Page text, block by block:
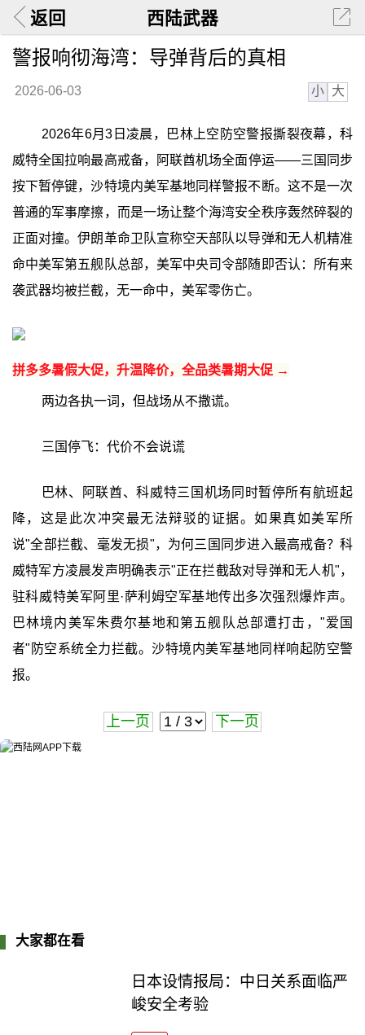
返回 西陆武器
警报响彻海湾：导弹背后的真相
2026-06-03 小 大
2026年6月3日凌晨，巴林上空防空警报撕裂夜幕，科
威特全国拉响最高戒备，阿联酋机场全面停运——三国同步
按下暂停键，沙特境内美军基地同样警报不断。这不是一次
普通的军事摩擦，而是一场让整个海湾安全秩序轰然碎裂的
正面对撞。伊朗革命卫队宣称空天部队以导弹和无人机精准
命中美军第五舰队总部，美军中央司令部随即否认：所有来
袭武器均被拦截，无一命中，美军零伤亡。
拼多多暑假大促，升温降价，全品类暑期大促 →
两边各执一词，但战场从不撒谎。
三国停飞：代价不会说谎
巴林、阿联酋、科威特三国机场同时暂停所有航班起
降，这是此次冲突最无法辩驳的证据。如果真如美军所
说"全部拦截、毫发无损"，为何三国同步进入最高戒备？科
威特军方凌晨发声明确表示"正在拦截敌对导弹和无人机"，
驻科威特美军阿里·萨利姆空军基地传出多次强烈爆炸声。
巴林境内美军朱费尔基地和第五舰队总部遭打击，"爱国
者"防空系统全力拦截。沙特境内美军基地同样响起防空警
报。
上一页 下一页
大家都在看
日本设情报局：中日关系面临严
峻安全考验